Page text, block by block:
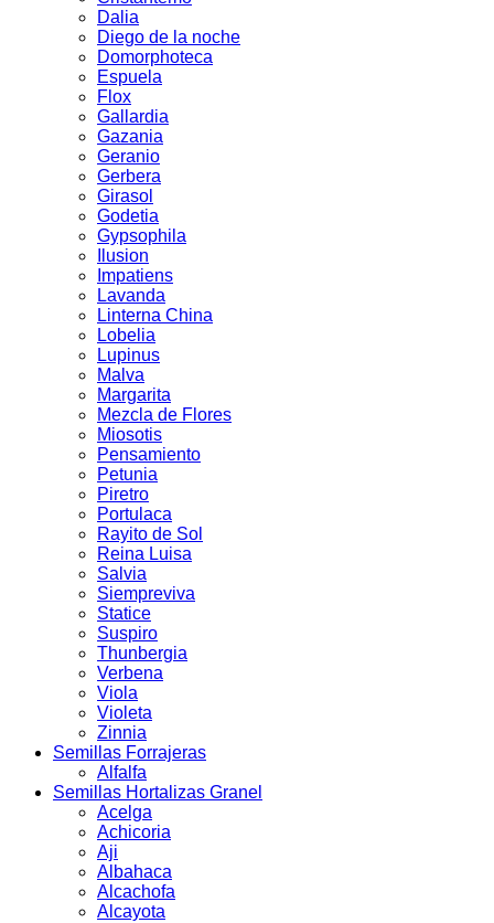
Dalia
Diego de la noche
Domorphoteca
Espuela
Flox
Gallardia
Gazania
Geranio
Gerbera
Girasol
Godetia
Gypsophila
Ilusion
Impatiens
Lavanda
Linterna China
Lobelia
Lupinus
Malva
Margarita
Mezcla de Flores
Miosotis
Pensamiento
Petunia
Piretro
Portulaca
Rayito de Sol
Reina Luisa
Salvia
Siempreviva
Statice
Suspiro
Thunbergia
Verbena
Viola
Violeta
Zinnia
Semillas Forrajeras
Alfalfa
Semillas Hortalizas Granel
Acelga
Achicoria
Aji
Albahaca
Alcachofa
Alcayota